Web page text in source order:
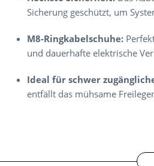
Sicherung geschützt, um
M8-Ringkabelschuhe:
und dauerhafte elektrische
Ideal für schwer
entfällt das mühsame